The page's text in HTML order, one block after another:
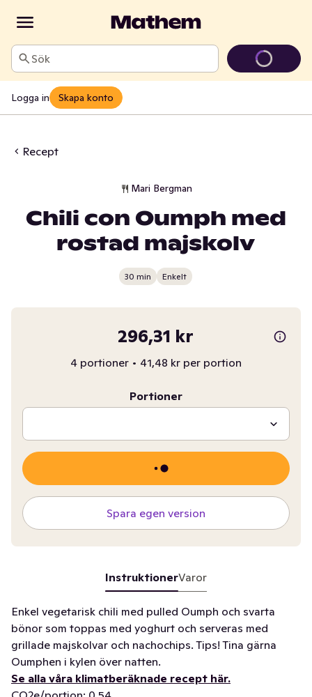
Sök
Logga in Skapa konto
Recept
Mari Bergman
Chili con Oumph med
rostad majskolv
30 min Enkelt
296,31 kr
4 portioner • 41,48 kr per portion
Portioner
Spara egen version
InstruktionerVaror
Enkel vegetarisk chili med pulled Oumph och svarta
bönor som toppas med yoghurt och serveras med
grillade majskolvar och nachochips. Tips! Tina gärna
Oumphen i kylen över natten.
Se alla våra klimatberäknade recept här.